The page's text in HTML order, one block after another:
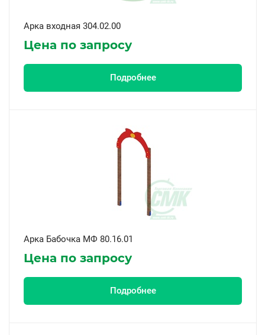
Арка входная 304.02.00
Цена по запросу
Подробнее
Арка Бабочка МФ 80.16.01
Цена по запросу
Подробнее